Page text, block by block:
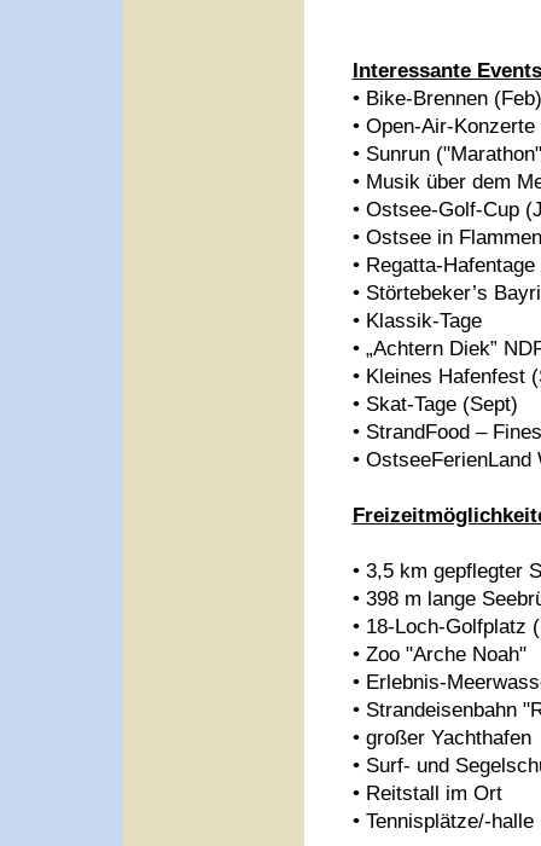
Interessante
• Bike-Brennen (Feb)
• Open-Air-Konzerte
• Sunrun
• Musik über dem
• Ostsee-Golf-Cup
• Ostsee in
• Regatta-
• Störtebeker’s
• Klassik-Tage
• „Achtern Diek”
• Kleines Hafenfest
• Skat-Tage (Sept)
• StrandFood –
• OstseeFerienLand
• 3,5 km gepflegter
• 398 m lange
• 18-Loch-Golfplatz
• Zoo "Arche Noah"
• Erlebnis-
• Strandeisenbahn
• großer Yachthafen
• Surf- und
• Reitstall im Ort
• Tennisplätze/-halle